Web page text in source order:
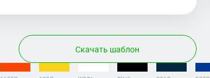
Скачать шаблон